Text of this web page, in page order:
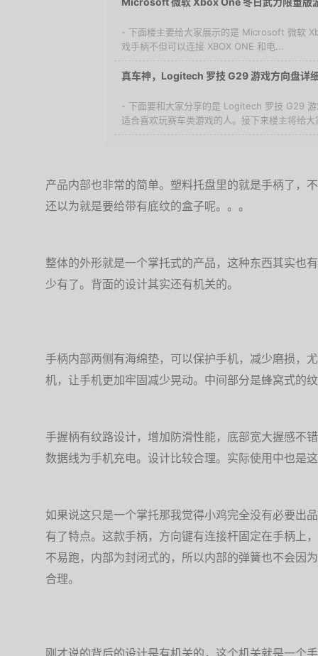
- 下面楼主要给大家展示的是 Microsoft 微软
戏手柄不但可以连接 XBOX ONE 和电...
真车神，Logitech 罗技 G29 游戏方向盘详
- 下面要和大家分享的是 Logitech 罗技 G29
适合喜欢玩赛车类游戏的人。接下来楼主将给
产品内部也非常的简单。塑料托盘里的就是手柄了，
还以为就是要给带有底纹的盒子呢。。。
整体的外形就是一个掌托式的产品，这种东西其实也
少有了。背面的设计其实还有机关的。
手柄内部两侧有海绵垫，可以保护手机，减少磨损，
机，让手机更加牢固减少晃动。中间部分是蜂窝式的
手握柄有纹路设计，增加防滑性能，底部宽大握感不
数据线为手机充电。设计比较合理。实际使用中也是
如果说这只是一个掌托那我觉得小鸡完全没有必要出
有了特点。这款手柄，方向键有连接杆固定在手柄上
不易跑，内部为封闭式的，所以内部的弹簧也不会因
合理。
刚才说的背后的设计是有机关的，这个机关就是一个